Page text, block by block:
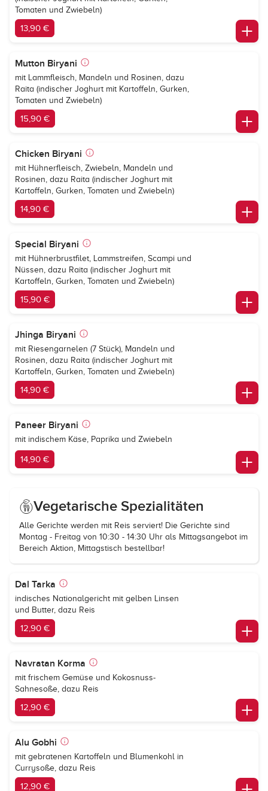
Tomaten und Zwiebeln)
13,90 €
Mutton Biryani
mit Lammfleisch, Mandeln und Rosinen, dazu
Raita (indischer Joghurt mit Kartoffeln, Gurken,
Tomaten und Zwiebeln)
15,90 €
Chicken Biryani
mit Hühnerfleisch, Zwiebeln, Mandeln und
Rosinen, dazu Raita (indischer Joghurt mit
Kartoffeln, Gurken, Tomaten und Zwiebeln)
14,90 €
Special Biryani
mit Hühnerbrustfilet, Lammstreifen, Scampi und
Nüssen, dazu Raita (indischer Joghurt mit
Kartoffeln, Gurken, Tomaten und Zwiebeln)
15,90 €
Jhinga Biryani
mit Riesengarnelen (7 Stück), Mandeln und
Rosinen, dazu Raita (indischer Joghurt mit
Kartoffeln, Gurken, Tomaten und Zwiebeln)
14,90 €
Paneer Biryani
mit indischem Käse, Paprika und Zwiebeln
14,90 €
Vegetarische Spezialitäten
Alle Gerichte werden mit Reis serviert! Die Gerichte sind
Montag - Freitag von 10:30 - 14:30 Uhr als Mittagsangebot im
Bereich Aktion, Mittagstisch bestellbar!
Dal Tarka
indisches Nationalgericht mit gelben Linsen
und Butter, dazu Reis
12,90 €
Navratan Korma
mit frischem Gemüse und Kokosnuss-
Sahnesoße, dazu Reis
12,90 €
Alu Gobhi
mit gebratenen Kartoffeln und Blumenkohl in
Currysoße, dazu Reis
12,90 €